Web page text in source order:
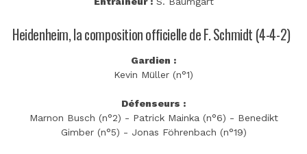
Heidenheim, la composition officielle de F. Schmidt (4-4-2)
Gardien :
Kevin Müller (n°1)
Défenseurs :
Marnon Busch (n°2) - Patrick Mainka (n°6) - Benedikt
Gimber (n°5) - Jonas Föhrenbach (n°19)